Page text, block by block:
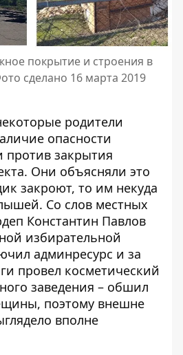
покрытие и строения в
сделано 16 марта 2019
родители
опасности
против закрытия
Они объясняли это
закроют, то им некуда
Со слов местных
Константин Павлов
избирательной
админресурс и за
провел косметический
заведения – обшил
поэтому внешне
вполне